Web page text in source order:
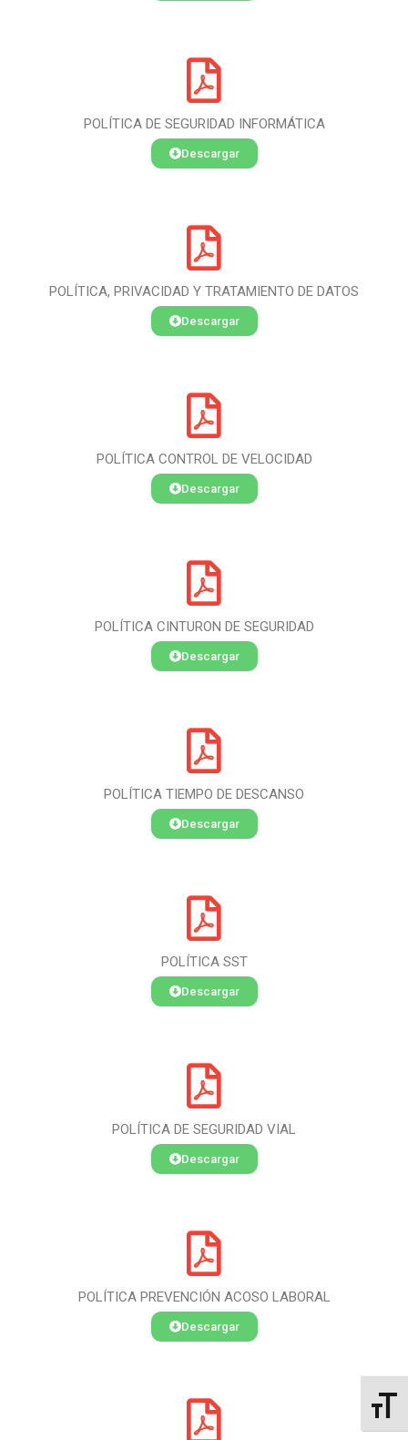
POLÍTICA DE SEGURIDAD INFORMÁTICA
Descargar
POLÍTICA, PRIVACIDAD Y TRATAMIENTO DE DATOS
Descargar
POLÍTICA CONTROL DE VELOCIDAD
Descargar
POLÍTICA CINTURON DE SEGURIDAD
Descargar
POLÍTICA TIEMPO DE DESCANSO
Descargar
POLÍTICA SST
Descargar
POLÍTICA DE SEGURIDAD VIAL
Descargar
POLÍTICA PREVENCIÓN ACOSO LABORAL
Descargar